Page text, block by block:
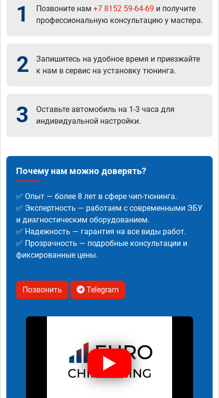
1 Позвоните нам +7 8152 59-64-69 и получите
профессиональную консультацию у мастера.
2
Запишитесь на удобное время и приезжайте
к нам в сервис на установку тюнинга.
3
Оставьте автомобиль на 1-3 часа для
индивидуальной настройки.
Почему нам можно доверять?
✅ Опыт — более 8 лет в сфере чип-тюнинга.
✅ Экспертность — работаем с современными ЭБУ
и диагностическим оборудованием.
✅ Надежность — гарантия на все виды работ.
✅ Прозрачность — подробные консультации и
фиксированные цены.
Позвонить Telegram